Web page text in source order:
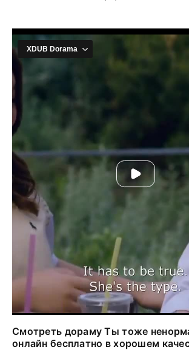
Смотреть дораму Ты тоже
онлайн бесплатно в хорошем